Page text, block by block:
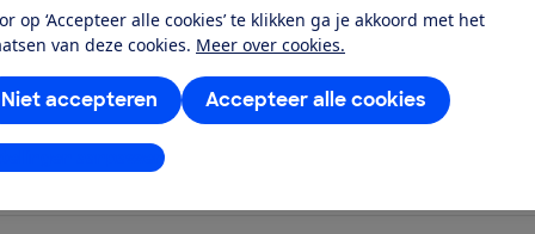
op ‘Accepteer alle cookies’ te klikken ga je akkoord met het
van deze cookies. Meer over cookies.
Accepteer alle cookies
Niet accepteren
aanpassen
Word lid
Al lid? Log in